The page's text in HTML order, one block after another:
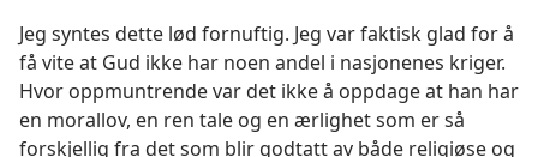
Jeg syntes dette lød fornuftig. Jeg var faktisk glad for å
få vite at Gud ikke har noen andel i nasjonenes kriger.
Hvor oppmuntrende var det ikke å oppdage at han har
en morallov, en ren tale og en ærlighet som er så
forskjellig fra det som blir godtatt av både religiøse og